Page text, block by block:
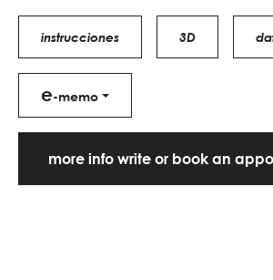
instrucciones 3D
e-memo
more info write or book an